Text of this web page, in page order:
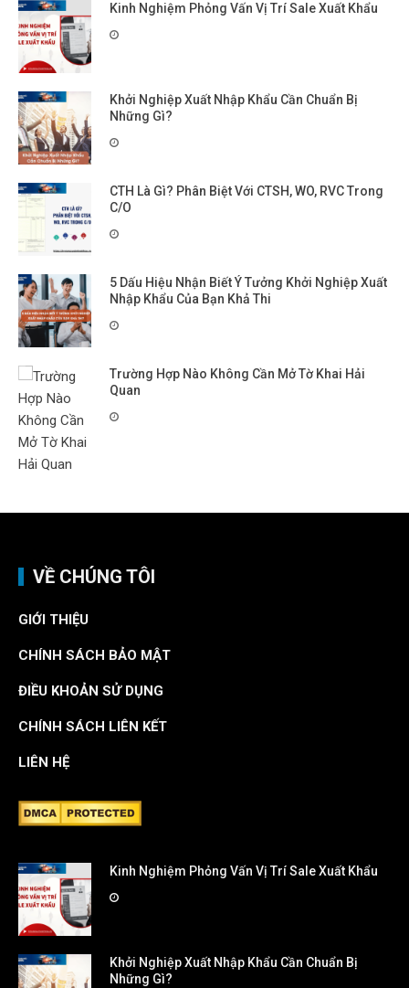
Kinh Nghiệm Phỏng Vấn Vị Trí Sale Xuất Khẩu
Khởi Nghiệp Xuất Nhập Khẩu Cần Chuẩn Bị
Những Gì?
CTH Là Gì? Phân Biệt Với CTSH, WO, RVC Trong
C/O
5 Dấu Hiệu Nhận Biết Ý Tưởng Khởi Nghiệp Xuất
Nhập Khẩu Của Bạn Khả Thi
Trường Hợp Nào Không Cần Mở Tờ Khai Hải
Quan
VỀ CHÚNG TÔI
GIỚI THIỆU
CHÍNH SÁCH BẢO MẬT
ĐIỀU KHOẢN SỬ DỤNG
CHÍNH SÁCH LIÊN KẾT
LIÊN HỆ
Kinh Nghiệm Phỏng Vấn Vị Trí Sale Xuất Khẩu
Khởi Nghiệp Xuất Nhập Khẩu Cần Chuẩn Bị
Những Gì?